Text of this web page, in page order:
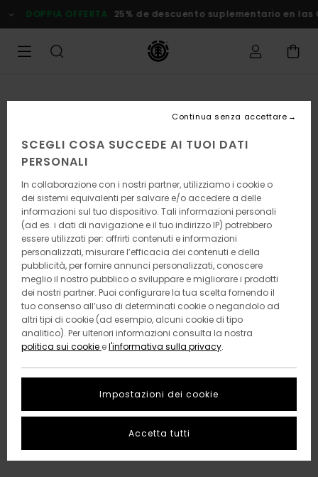
alle
informazioni
prodotto
DOPPIA OFFERTA 25% de descuento suplementario en
SCEGLI COSA SUCCEDE AI TUOI DATI
PERSONALI
In collaborazione con i nostri partner, utilizziamo i cookie o
dei sistemi equivalenti per salvare e/o accedere a delle
informazioni sul tuo dispositivo. Tali informazioni personali
(ad es. i dati di navigazione e il tuo indirizzo IP) potrebbero
essere utilizzati per: offrirti contenuti e informazioni
personalizzati, misurare l’efficacia dei contenuti e della
pubblicità, per fornire annunci personalizzati, conoscere
meglio il nostro pubblico o sviluppare e migliorare i prodotti
dei nostri partner. Puoi configurare la tua scelta fornendo il
tuo consenso all’uso di determinati cookie o negandolo ad
altri tipi di cookie (ad esempio, alcuni cookie di tipo
analitico). Per ulteriori informazioni consulta la nostra
politica sui cookie el'informativa sulla privacy.
Impostazioni dei cookie
Continua senza accettare
Accetta tutti